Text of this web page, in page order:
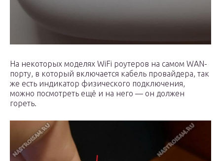
На некоторых моделях WiFi роутеров на самом WAN-
порту, в который включается кабель провайдера, так
же есть индикатор физического подключения,
можно посмотреть ещё и на него — он должен
гореть.